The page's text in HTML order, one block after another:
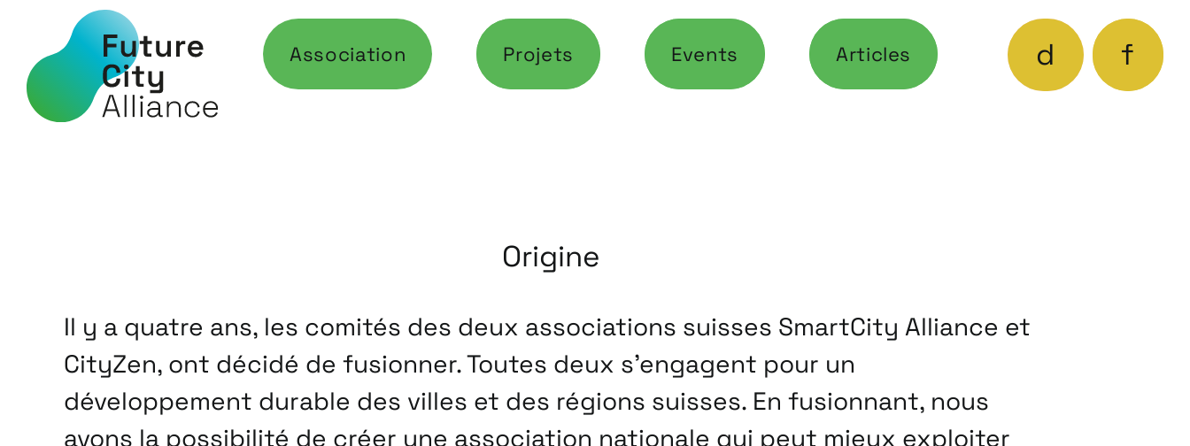
content
Association Projets Events Articles d f
Origine
Il y a quatre ans, les comités des deux associations suisses SmartCity Alliance et
CityZen, ont décidé de fusionner. Toutes deux s’engagent pour un
développement durable des villes et des régions suisses. En fusionnant, nous
avons la possibilité de créer une association nationale qui peut mieux exploiter